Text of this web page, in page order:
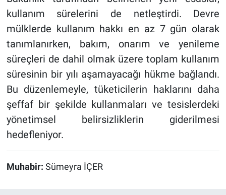
kullanım sürelerini de netleştirdi. Devre
mülklerde kullanım hakkı en az 7 gün olarak
tanımlanırken, bakım, onarım ve yenileme
süreçleri de dahil olmak üzere toplam kullanım
süresinin bir yılı aşamayacağı hükme bağlandı.
Bu düzenlemeyle, tüketicilerin haklarını daha
şeffaf bir şekilde kullanmaları ve tesislerdeki
yönetimsel belirsizliklerin giderilmesi
hedefleniyor.
Muhabir: Sümeyra İÇER